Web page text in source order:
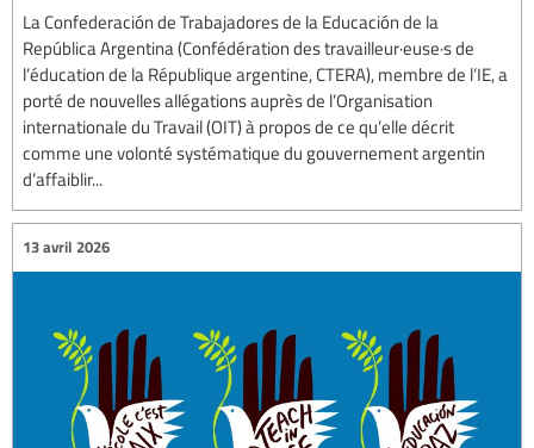
La Confederación de Trabajadores de la Educación de la
República Argentina (Confédération des travailleur·euse·s de
l’éducation de la République argentine, CTERA), membre de l’IE, a
porté de nouvelles allégations auprès de l’Organisation
internationale du Travail (OIT) à propos de ce qu’elle décrit
comme une volonté systématique du gouvernement argentin
d’affaiblir...
13 avril 2026